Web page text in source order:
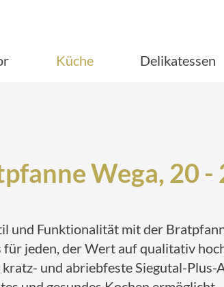
Küche Delikatessen
Wega, 20 -
und Funktionalität mit der
jeden, der Wert auf qualitativ
und abriebfeste Siegutal-